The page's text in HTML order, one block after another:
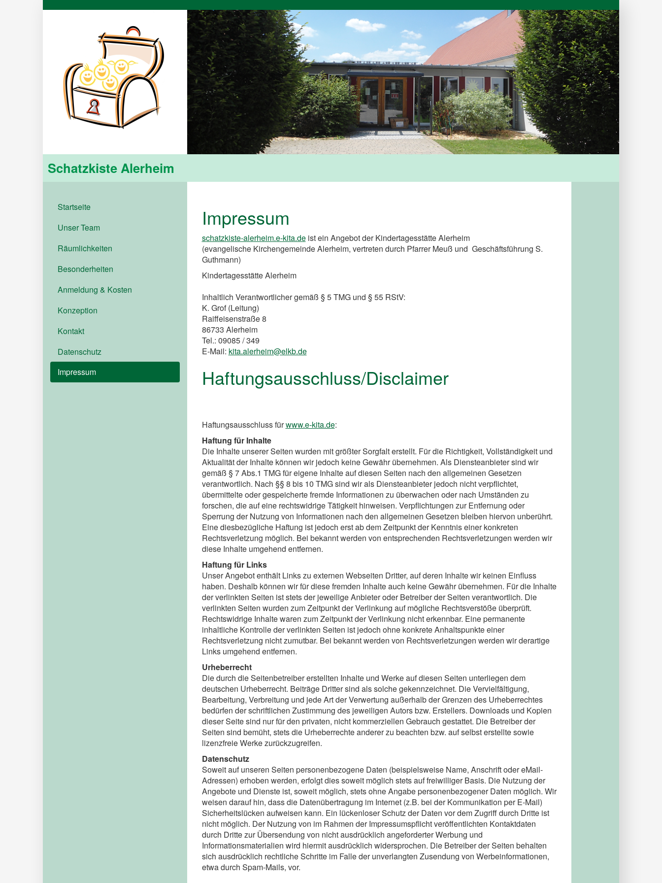
Schatzkiste Alerheim
Startseite
Unser Team
Räumlichkeiten
Besonderheiten
Anmeldung & Kosten
Konzeption
Kontakt
Datenschutz
Impressum
Impressum
schatzkiste-alerheim.e-kita.deist ein Angebot der Kindertagesstätte Alerheim
(evangelische Kirchengemeinde Alerheim, vertreten durch Pfarrer Meuß und Geschäftsführung S.
Guthmann)
Kindertagesstätte Alerheim
Inhaltlich Verantwortlicher gemäß § 5 TMG und § 55 RStV:
K. Grof (Leitung)
Raiffeisenstraße 8
86733 Alerheim
Tel.: 09085 / 349
E-Mail: kita.alerheim@elkb.de
Haftungsausschluss/Disclaimer
Haftungsausschluss fürwww.e-kita.de:
Haftung für Inhalte
Die Inhalte unserer Seiten wurden mit größter Sorgfalt erstellt. Für die Richtigkeit, Vollständigkeit und
Aktualität der Inhalte können wir jedoch keine Gewähr übernehmen. Als Diensteanbieter sind wir
gemäß § 7 Abs.1 TMG für eigene Inhalte auf diesen Seiten nach den allgemeinen Gesetzen
verantwortlich. Nach §§ 8 bis 10 TMG sind wir als Diensteanbieter jedoch nicht verpflichtet,
übermittelte oder gespeicherte fremde Informationen zu überwachen oder nach Umständen zu
forschen, die auf eine rechtswidrige Tätigkeit hinweisen. Verpflichtungen zur Entfernung oder
Sperrung der Nutzung von Informationen nach den allgemeinen Gesetzen bleiben hiervon unberührt.
Eine diesbezügliche Haftung ist jedoch erst ab dem Zeitpunkt der Kenntnis einer konkreten
Rechtsverletzung möglich. Bei bekannt werden von entsprechenden Rechtsverletzungen werden wir
diese Inhalte umgehend entfernen.
Haftung für Links
Unser Angebot enthält Links zu externen Webseiten Dritter, auf deren Inhalte wir keinen Einfluss
haben. Deshalb können wir für diese fremden Inhalte auch keine Gewähr übernehmen. Für die Inhalte
der verlinkten Seiten ist stets der jeweilige Anbieter oder Betreiber der Seiten verantwortlich. Die
verlinkten Seiten wurden zum Zeitpunkt der Verlinkung auf mögliche Rechtsverstöße überprüft.
Rechtswidrige Inhalte waren zum Zeitpunkt der Verlinkung nicht erkennbar. Eine permanente
inhaltliche Kontrolle der verlinkten Seiten ist jedoch ohne konkrete Anhaltspunkte einer
Rechtsverletzung nicht zumutbar. Bei bekannt werden von Rechtsverletzungen werden wir derartige
Links umgehend entfernen.
Urheberrecht
Die durch die Seitenbetreiber erstellten Inhalte und Werke auf diesen Seiten unterliegen dem
deutschen Urheberrecht. Beiträge Dritter sind als solche gekennzeichnet. Die Vervielfältigung,
Bearbeitung, Verbreitung und jede Art der Verwertung außerhalb der Grenzen des Urheberrechtes
bedürfen der schriftlichen Zustimmung des jeweiligen Autors bzw. Erstellers. Downloads und Kopien
dieser Seite sind nur für den privaten, nicht kommerziellen Gebrauch gestattet. Die Betreiber der
Seiten sind bemüht, stets die Urheberrechte anderer zu beachten bzw. auf selbst erstellte sowie
lizenzfreie Werke zurückzugreifen.
Datenschutz
Soweit auf unseren Seiten personenbezogene Daten (beispielsweise Name, Anschrift oder eMail-
Adressen) erhoben werden, erfolgt dies soweit möglich stets auf freiwilliger Basis. Die Nutzung der
Angebote und Dienste ist, soweit möglich, stets ohne Angabe personenbezogener Daten möglich. Wir
weisen darauf hin, dass die Datenübertragung im Internet (z.B. bei der Kommunikation per E-Mail)
Sicherheitslücken aufweisen kann. Ein lückenloser Schutz der Daten vor dem Zugriff durch Dritte ist
nicht möglich. Der Nutzung von im Rahmen der Impressumspflicht veröffentlichten Kontaktdaten
durch Dritte zur Übersendung von nicht ausdrücklich angeforderter Werbung und
Informationsmaterialien wird hiermit ausdrücklich widersprochen. Die Betreiber der Seiten behalten
sich ausdrücklich rechtliche Schritte im Falle der unverlangten Zusendung von Werbeinformationen,
etwa durch Spam-Mails, vor.